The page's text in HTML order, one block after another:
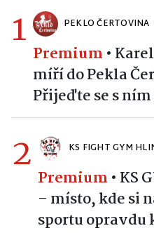
1 PEKLO ČERTOVINA
Premium •
míří do Pekla
Přijeďte se s
2 KS FIGHT GYM
Premium • KS
– místo, kde si
sportu opravdu